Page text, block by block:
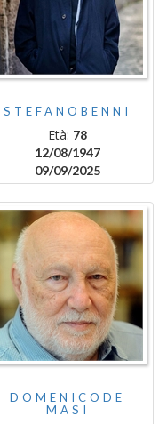
STEFANOBENNI
Età: 78
12/08/1947
09/09/2025
DOMENICODE
MASI